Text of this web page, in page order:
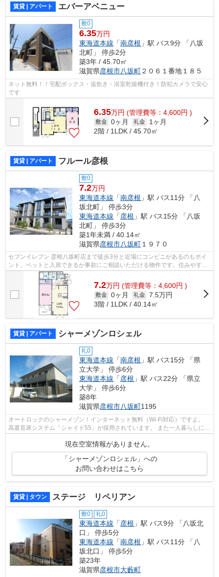
賃貸 | アパート エバーアベニュー
敷0
6.35万円
東海道本線 「南彦根 」駅 バス9分 「八坂
北町」 停歩2分
築3年 / 45.70㎡
滋賀県彦根市八坂町２０６１番地１８５
ネット無料！！宅配ボックス・追炊き・浴室乾燥機付き！防犯カメラで安心
です
6.35万円 (管理費等：4,600円 )
敷金 0ヶ月 礼金
1ヶ月
2階 / 1LDK / 45.70㎡
賃貸 | アパート フルール彦根
敷0
7.2万円
東海道本線 「南彦根 」駅 バス11分 「八
坂北町」 停歩3分
東海道本線 「彦根 」駅 バス15分 「八坂
北町」 停歩3分
築1年未満 / 40.14㎡
滋賀県彦根市八坂町 １９７０
セブンイレブン 彦根八坂町店まで徒歩3分と近場にコンビニがあるのもポイ
ント。ペットと入居できるか事前にご相談いただける物件です。住みやすい
環境が嬉しい賃貸物件です。インター...
7.2万円 (管理費等：4,600円 )
敷金 0ヶ月 礼金 7.5万円
3階 / 1LDK / 40.14㎡
賃貸 | アパート シャーメゾンロシェル
礼0
東海道本線 「南彦根 」駅 バス15分 「県
立大学」 停歩6分
東海道本線 「彦根 」駅 バス22分 「県立
大学」 停歩6分
築8年
滋賀県彦根市八坂町1195
オートロックのシャーメゾン！インターネット無料（Wi-Fi対応）ですよ。
高遮音床システム「シャイド55」が採用されています。 また一人暮らしには
現在空室情報がありません。
「シャーメゾンロシェル」への
お問い合わせはこちら
賃貸 | タウン ステージ リペリアン
敷0 礼0
東海道本線 「彦根 」駅 バス9分 「八坂北
口」 停歩5分
東海道本線 「南彦根 」駅 バス11分 「八
坂北口」 停歩5分
築23年
滋賀県彦根市大藪町